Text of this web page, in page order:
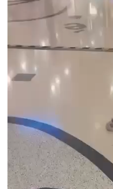
Lígia Neves
Partilhar
Um homem foi ontem
no MadeiraShopping,
do centro comercial.
As imagens, que circulam